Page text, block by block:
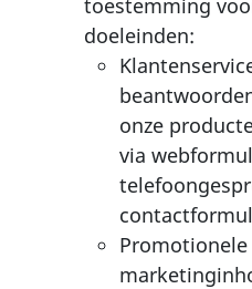
toestemming
doeleinden:
onze
via
Promotionele